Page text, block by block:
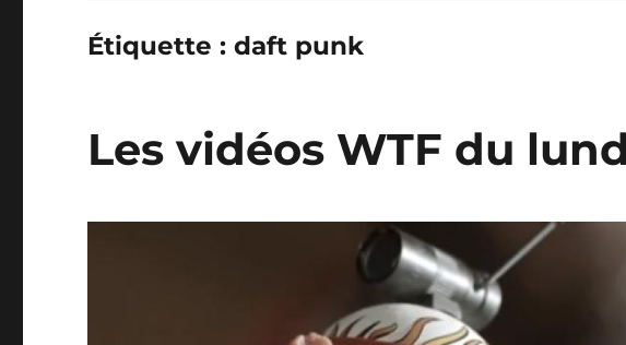
Étiquette :daft punk
Les vidéos WTF du